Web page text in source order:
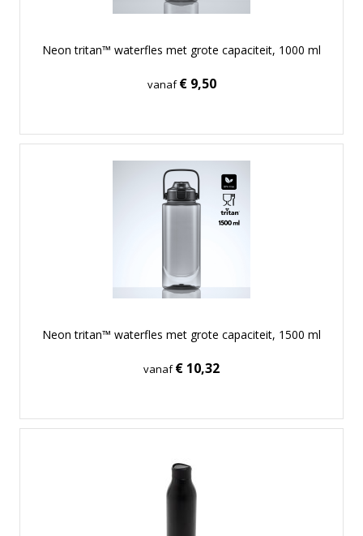
Neon tritan™ waterfles met grote capaciteit, 1000 ml
vanaf€ 9,50
Neon tritan™ waterfles met grote capaciteit, 1500 ml
vanaf€ 10,32